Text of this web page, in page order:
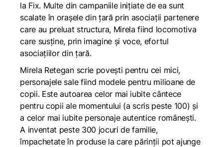
la Fix. Multe din campaniile inițiate de ea sunt
scalate în orașele din țară prin asociații partenere
care au preluat structura, Mirela fiind locomotiva
care susține, prin imagine și voce, efortul
asociațiilor din țară.
Mirela Retegan scrie povești pentru cei mici,
personajele sale fiind modele pentru milioane de
copii. Este autoarea celor mai iubite cântece
pentru copii ale momentului (a scris peste 100) și
a celor mai iubite personaje autentice românești.
A inventat peste 300 jocuri de familie,
împachetate în produse la care părinții pot ajunge